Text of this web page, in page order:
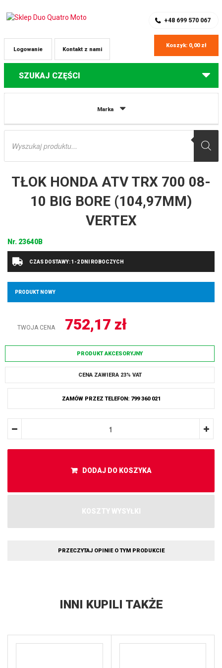
+48 699 570 067
Kontakt z nami
Logowanie
Koszyk: 0,00 zł
SZUKAJ CZĘŚCI
Marka
Wyszukiwarka
Części do quadów Honda
TŁOK HONDA ATV TRX 700 08-
10 BIG BORE (104,97MM)
VERTEX
Nr. 23640B
CZAS DOSTAWY: 1-2 DNI ROBOCZYCH
PRODUKT NOWY
TWOJA CENA 752,17 zł
PRODUKT AKCESORYJNY
CENA ZAWIERA 23% VAT
ZAMÓW PRZEZ TELEFON: 799 360 021
DODAJ DO KOSZYKA
KOSZTY WYSYŁKI
PRZECZYTAJ OPINIE O TYM PRODUKCIE
INNI KUPILI TAKŻE